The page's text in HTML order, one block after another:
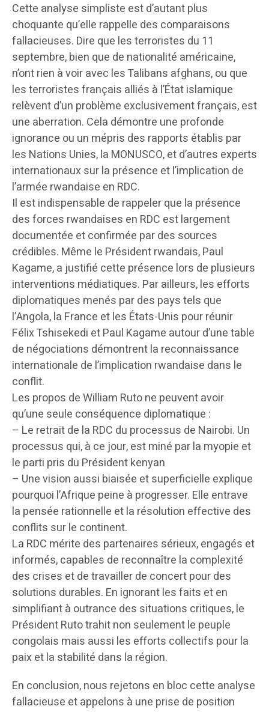
Cette analyse simpliste est d’autant plus
choquante qu’elle rappelle des comparaisons
fallacieuses. Dire que les terroristes du 11
septembre, bien que de nationalité américaine,
n’ont rien à voir avec les Talibans afghans, ou que
les terroristes français alliés à l’État islamique
relèvent d’un problème exclusivement français, est
une aberration. Cela démontre une profonde
ignorance ou un mépris des rapports établis par
les Nations Unies, la MONUSCO, et d’autres experts
internationaux sur la présence et l’implication de
l’armée rwandaise en RDC.
Il est indispensable de rappeler que la présence
des forces rwandaises en RDC est largement
documentée et confirmée par des sources
crédibles. Même le Président rwandais, Paul
Kagame, a justifié cette présence lors de plusieurs
interventions médiatiques. Par ailleurs, les efforts
diplomatiques menés par des pays tels que
l’Angola, la France et les États-Unis pour réunir
Félix Tshisekedi et Paul Kagame autour d’une table
de négociations démontrent la reconnaissance
internationale de l’implication rwandaise dans le
conflit.
Les propos de William Ruto ne peuvent avoir
qu’une seule conséquence diplomatique :
– Le retrait de la RDC du processus de Nairobi. Un
processus qui, à ce jour, est miné par la myopie et
le parti pris du Président kenyan
– Une vision aussi biaisée et superficielle explique
pourquoi l’Afrique peine à progresser. Elle entrave
la pensée rationnelle et la résolution effective des
conflits sur le continent.
La RDC mérite des partenaires sérieux, engagés et
informés, capables de reconnaître la complexité
des crises et de travailler de concert pour des
solutions durables. En ignorant les faits et en
simplifiant à outrance des situations critiques, le
Président Ruto trahit non seulement le peuple
congolais mais aussi les efforts collectifs pour la
paix et la stabilité dans la région.
En conclusion, nous rejetons en bloc cette analyse
fallacieuse et appelons à une prise de position